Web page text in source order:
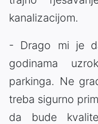
kanalizacijom.
- Drago mi je
godinama
parkinga. Ne
treba sigurno
da bude